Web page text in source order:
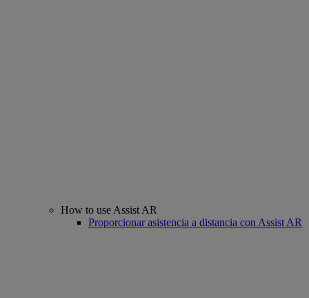
How to use Assist AR
Proporcionar asistencia a distancia con Assist AR